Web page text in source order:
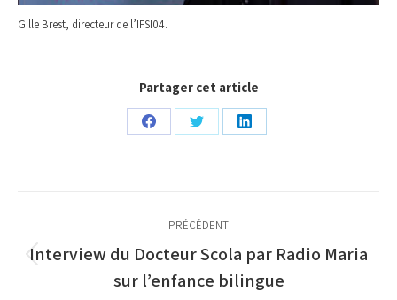
Gille Brest, directeur de l’IFSI04.
Partager cet article
PartagerPartagerPartager
article
PRÉCÉDENT
Article
précédent
Interview du Docteur Scola par Radio Maria
sur l’enfance bilingue